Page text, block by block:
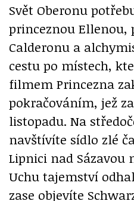
Svět Oberonu
princeznou Ellenou,
Calderonu a
cestu po místech,
filmem Princezna
pokračováním, jež
listopadu. Na
navštívíte sídlo zlé
Lipnici nad
Uchu tajemství
zase objevíte